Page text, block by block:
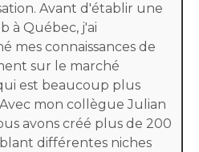
Avant d'établir une
à Québec, j'ai
mes connaissances de
sur le marché
est beaucoup plus
mon collègue Julian
avons créé plus de 200
différentes niches